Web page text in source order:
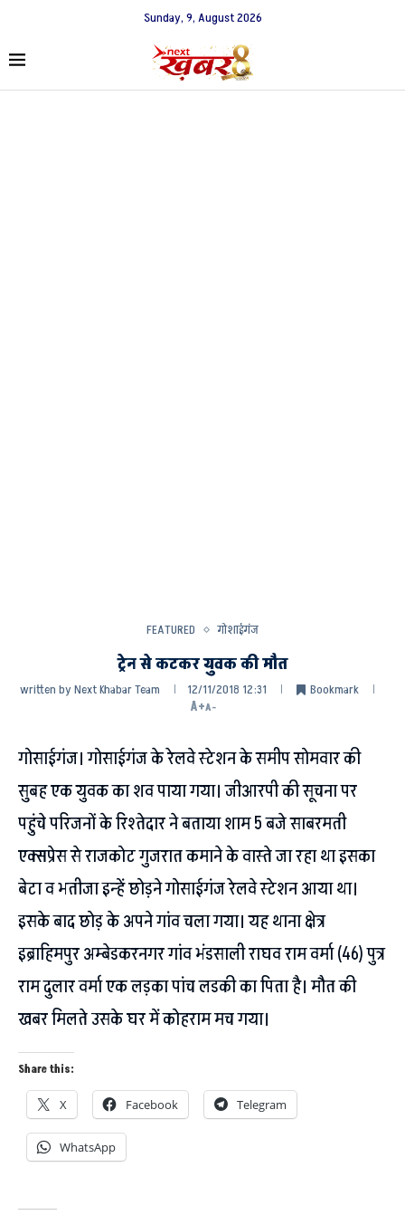
Sunday, 9, August 2026
FEATURED गोशाईगंज
ट्रेन से कटकर युवक की मौत
written byNext Khabar Team 12/11/2018 12:31
Bookmark
A+A-
गोसाईगंज। गोसाईगंज के रेलवे स्टेशन के समीप सोमवार की
सुबह एक युवक का शव पाया गया। जीआरपी की सूचना पर
पहुंचे परिजनों के रिश्तेदार ने बताया शाम 5 बजे साबरमती
एक्सप्रेस से राजकोट गुजरात कमाने के वास्ते जा रहा था इसका
बेटा व भतीजा इन्हें छोड़ने गोसाईगंज रेलवे स्टेशन आया था।
इसके बाद छोड़ के अपने गांव चला गया। यह थाना क्षेत्र
इब्राहिमपुर अम्बेडकरनगर गांव भंडसाली राघव राम वर्मा (46) पुत्र
राम दुलार वर्मा एक लड़का पांच लडकी का पिता है। मौत की
खबर मिलते उसके घर में कोहराम मच गया।
Share this:
X Facebook Telegram
WhatsApp